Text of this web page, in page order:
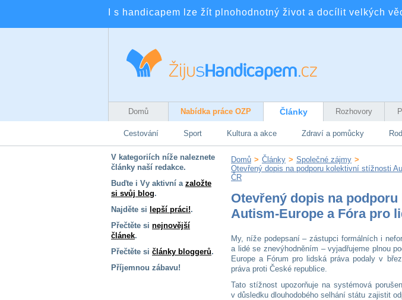
I s handicapem lze žít plnohodnotný život a docílit velkých
Domů Nabídka práce OZP Články Rozhovory
Cestování Sport Kultura a akce Zdraví a pomůcky
V kategoriích níže naleznete
články naší redakce.
Buďte i Vy aktivní a založte
si svůj blog.
Najděte si lepší práci!.
Přečtěte si nejnovější
článek.
Přečtěte si články bloggerů.
Příjemnou zábavu!
Domů > Články > Společné zájmy >
Otevřený dopis na podporu kolektivní stížnosti
ČR
Otevřený dopis na
Autism-Europe a Fóra pro
My, níže podepsaní – zástupci formálních i
a lidé se znevýhodněním – vyjadřujeme plnou
Europe a Fórum pro lidská práva podaly v
práva proti České republice.
Tato stížnost upozorňuje na systémová
v důsledku dlouhodobého selhání státu zajistit